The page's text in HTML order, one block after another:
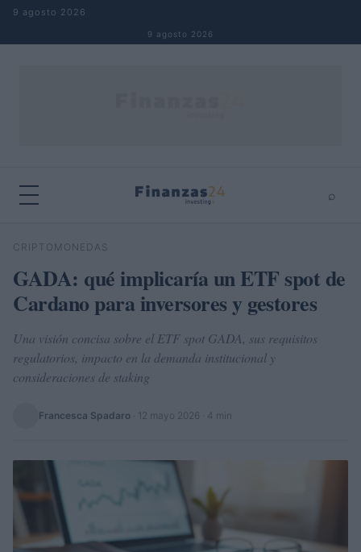
Saltar al contenido
9 agosto 2026
9 agosto 2026
⌕
Buscar
CRIPTOMONEDAS
GADA: qué implicaría un ETF spot de
Cardano para inversores y gestores
Una visión concisa sobre el ETF spot GADA, sus requisitos
regulatorios, impacto en la demanda institucional y
consideraciones de staking
Francesca Spadaro 12 mayo 2026 · 4 min